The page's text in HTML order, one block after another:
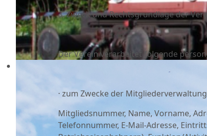
3. Zweck und Rechtsgrundlage der
Der Verein verarbeitet folgende
· zum Zwecke der
Mitgliedsnummer, Name, Vorname,
Telefonnummer, E-Mail-Adresse,